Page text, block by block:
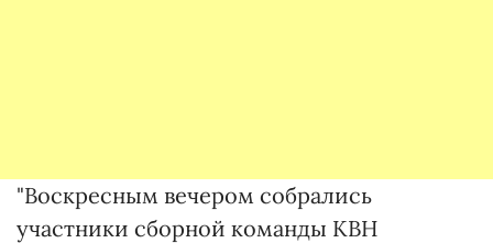
"Воскресным вечером собрались
участники сборной команды КВН